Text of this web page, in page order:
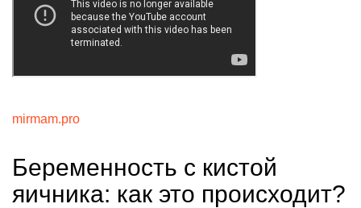
mirmam.pro
Беременность с кистой
яичника: как это происходит?